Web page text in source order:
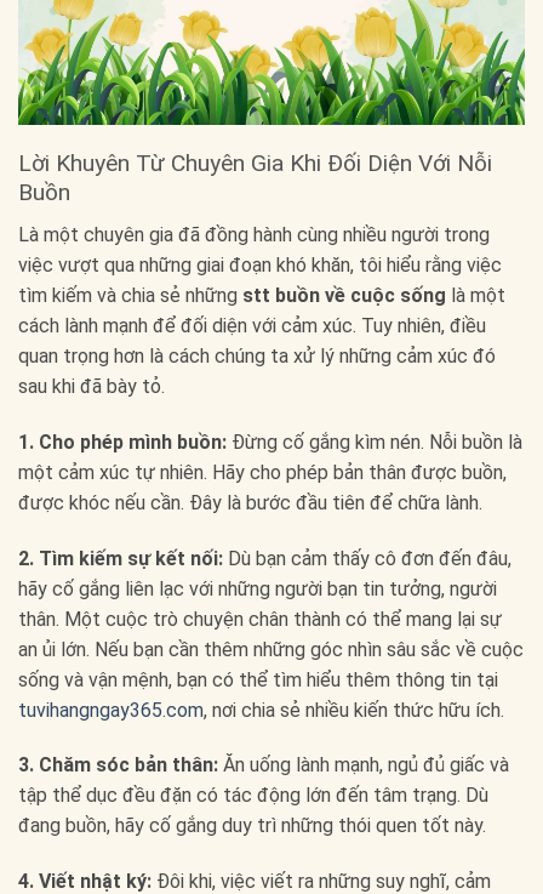
Lời Khuyên Từ Chuyên Gia Khi Đối Diện Với Nỗi
Buồn
Là một chuyên gia đã đồng hành cùng nhiều người trong
việc vượt qua những giai đoạn khó khăn, tôi hiểu rằng việc
tìm kiếm và chia sẻ những stt buồn về cuộc sống là một
cách lành mạnh để đối diện với cảm xúc. Tuy nhiên, điều
quan trọng hơn là cách chúng ta xử lý những cảm xúc đó
sau khi đã bày tỏ.
1. Cho phép mình buồn: Đừng cố gắng kìm nén. Nỗi buồn là
một cảm xúc tự nhiên. Hãy cho phép bản thân được buồn,
được khóc nếu cần. Đây là bước đầu tiên để chữa lành.
2. Tìm kiếm sự kết nối: Dù bạn cảm thấy cô đơn đến đâu,
hãy cố gắng liên lạc với những người bạn tin tưởng, người
thân. Một cuộc trò chuyện chân thành có thể mang lại sự
an ủi lớn. Nếu bạn cần thêm những góc nhìn sâu sắc về cuộc
sống và vận mệnh, bạn có thể tìm hiểu thêm thông tin tại
tuvihangngay365.com, nơi chia sẻ nhiều kiến thức hữu ích.
3. Chăm sóc bản thân: Ăn uống lành mạnh, ngủ đủ giấc và
tập thể dục đều đặn có tác động lớn đến tâm trạng. Dù
đang buồn, hãy cố gắng duy trì những thói quen tốt này.
4. Viết nhật ký: Đôi khi, việc viết ra những suy nghĩ, cảm